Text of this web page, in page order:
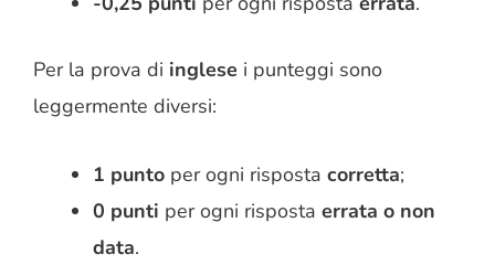
Per la prova di inglese i punteggi sono
leggermente diversi:
1 punto per ogni risposta corretta;
0 punti per ogni risposta errata o non
data.